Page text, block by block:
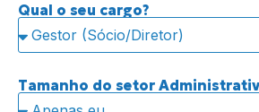
Qual o seu cargo?
Tamanho do setor